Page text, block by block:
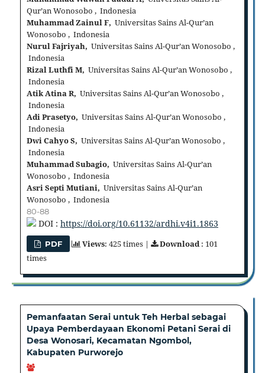
Qur’an Wonosobo , Indonesia
Muhammad Zainul F, Universitas Sains Al-Qur’an
Wonosobo , Indonesia
Nurul Fajriyah, Universitas Sains Al-Qur’an Wonosobo ,
Indonesia
Rizal Luthfi M, Universitas Sains Al-Qur’an Wonosobo ,
Indonesia
Atik Atina R, Universitas Sains Al-Qur’an Wonosobo ,
Indonesia
Adi Prasetyo, Universitas Sains Al-Qur’an Wonosobo ,
Indonesia
Dwi Cahyo S, Universitas Sains Al-Qur’an Wonosobo ,
Indonesia
Muhammad Subagio, Universitas Sains Al-Qur’an
Wonosobo , Indonesia
Asri Septi Mutiani, Universitas Sains Al-Qur’an
Wonosobo , Indonesia
80-88
DOI : https://doi.org/10.61132/ardhi.v4i1.1863
PDF Views: 425 times | Download: 101
times
Pemanfaatan Serai untuk Teh Herbal sebagai
Upaya Pemberdayaan Ekonomi Petani Serai di
Desa Wonosari, Kecamatan Ngombol,
Kabupaten Purworejo